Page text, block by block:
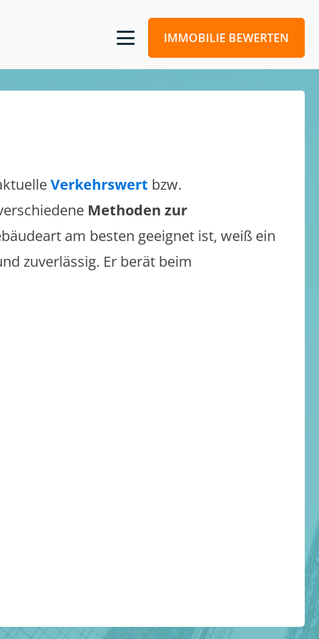
IMMOBILIE BEWERTEN
Verkehrswert bzw.
Methoden zur
am besten geeignet ist, weiß ein
zuverlässig. Er berät beim